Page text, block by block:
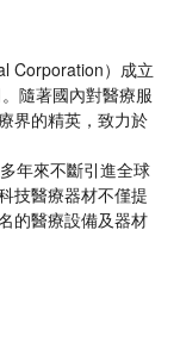
Corporation）成立
隨著國內對醫療服
界的精英，致力於
年來不斷引進全球
技醫療器材不僅提
的醫療設備及器材